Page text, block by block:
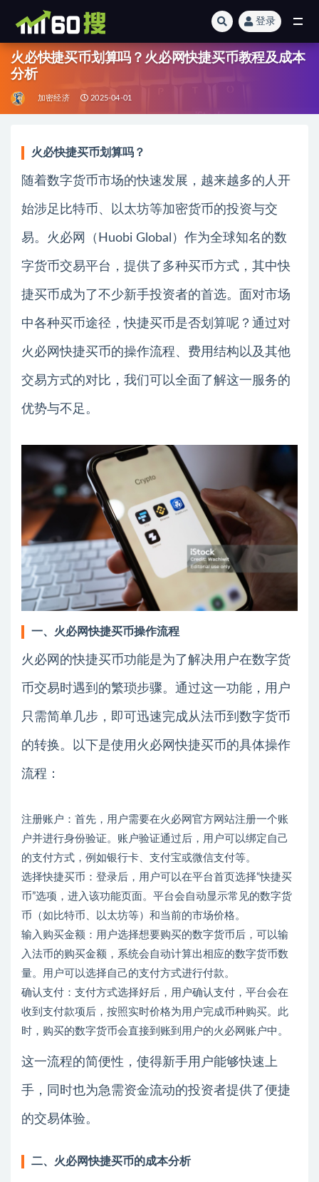
登录
火必快捷买币划算吗？火必网快捷买币教程及成本
分析
加密经济 2025-04-01
火必快捷买币划算吗？
随着数字货币市场的快速发展，越来越多的人开
始涉足比特币、以太坊等加密货币的投资与交
易。火必网（Huobi Global）作为全球知名的数
字货币交易平台，提供了多种买币方式，其中快
捷买币成为了不少新手投资者的首选。面对市场
中各种买币途径，快捷买币是否划算呢？通过对
火必网快捷买币的操作流程、费用结构以及其他
交易方式的对比，我们可以全面了解这一服务的
优势与不足。
一、火必网快捷买币操作流程
火必网的快捷买币功能是为了解决用户在数字货
币交易时遇到的繁琐步骤。通过这一功能，用户
只需简单几步，即可迅速完成从法币到数字货币
的转换。以下是使用火必网快捷买币的具体操作
流程：
注册账户：首先，用户需要在火必网官方网站注册一个账
户并进行身份验证。账户验证通过后，用户可以绑定自己
的支付方式，例如银行卡、支付宝或微信支付等。
选择快捷买币：登录后，用户可以在平台首页选择“快捷买
币”选项，进入该功能页面。平台会自动显示常见的数字货
币（如比特币、以太坊等）和当前的市场价格。
输入购买金额：用户选择想要购买的数字货币后，可以输
入法币的购买金额，系统会自动计算出相应的数字货币数
量。用户可以选择自己的支付方式进行付款。
确认支付：支付方式选择好后，用户确认支付，平台会在
收到支付款项后，按照实时价格为用户完成币种购买。此
时，购买的数字货币会直接到账到用户的火必网账户中。
这一流程的简便性，使得新手用户能够快速上
手，同时也为急需资金流动的投资者提供了便捷
的交易体验。
二、火必网快捷买币的成本分析